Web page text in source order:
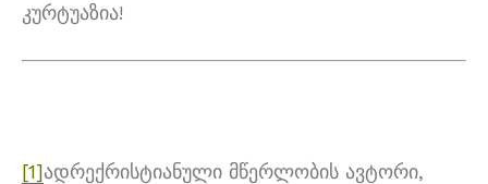
კურტუაზია!
[1]ადრექრისტიანული მწერლობის ავტორი,